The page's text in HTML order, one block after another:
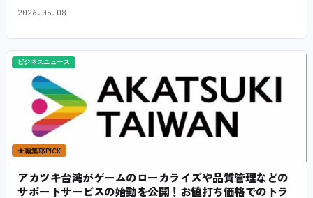
2026.05.08
ビジネスニュース
★編集部PICK
アカツキ台湾がゲームのローカライズや品質管理などの
サポートサービスの始動を公開！お値打ち価格でのトラ